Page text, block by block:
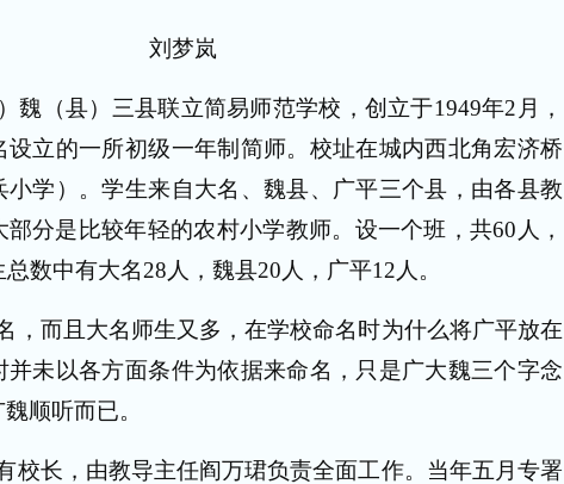
刘梦岚
魏（县）三县联立简易师范学校，创立于1949年2 月，
设立的一所初级一年制简师。校址在城内西北角宏济桥
小学）。学生来自大名、魏县、广平三个县，由各县教
部分是比较年轻的农村小学教师。设一个班，共60 人，
总数中有大名28 人，魏县20 人，广平12 人。
，而且大名师生又多，在学校命名时为什么将广平放在
并未以各方面条件为依据来命名，只是广大魏三个字念
顺听而已。
校长，由教导主任阎万珺负责全面工作。当年五月专署